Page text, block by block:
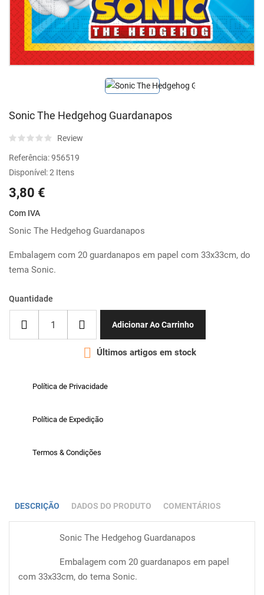
Sonic The Hedgehog Guardanapos
Review
Referência:956519
Disponível:2 Itens
3,80 €
Com IVA
Sonic The Hedgehog Guardanapos
Embalagem com 20 guardanapos em papel com 33x33cm, do
tema Sonic.
Quantidade
Adicionar Ao Carrinho
 Últimos artigos em stock
Política de Privacidade
Política de Expedição
Termos & Condições
DESCRIÇÃO DADOS DO PRODUTO COMENTÁRIOS
Sonic The Hedgehog Guardanapos
Embalagem com 20 guardanapos em papel
com 33x33cm, do tema Sonic.